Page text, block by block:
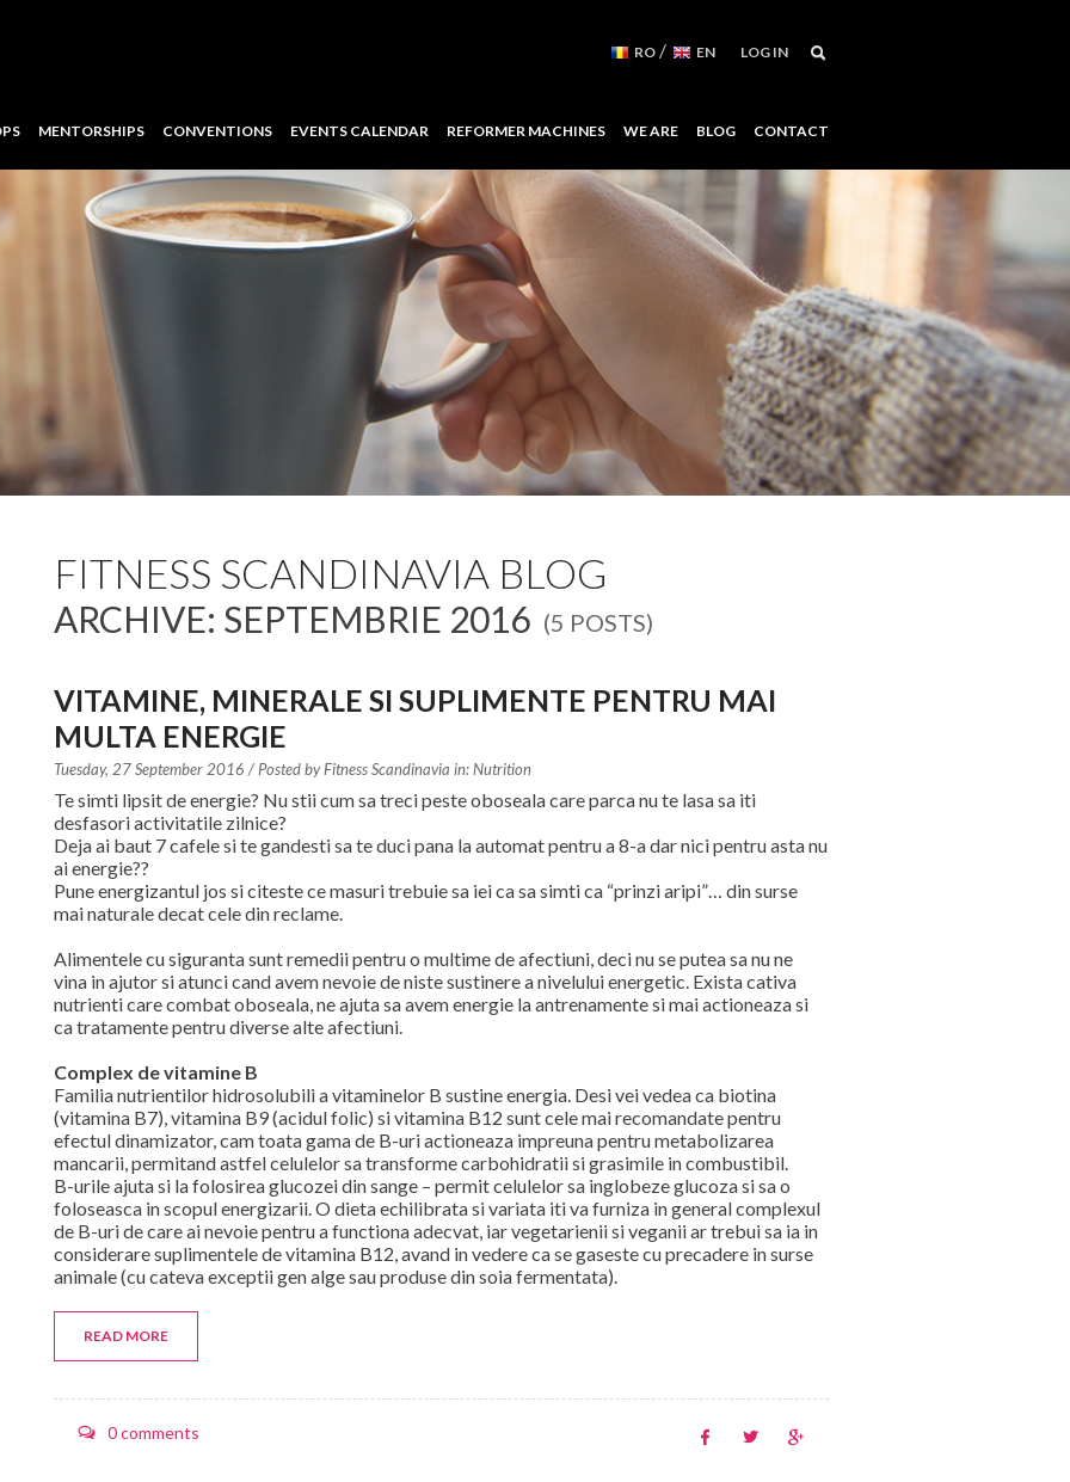
RO / EN LOG IN
MENTORSHIPS CONVENTIONS EVENTS CALENDAR REFORMER MACHINES WE ARE BLOG CONTACT
FITNESS SCANDINAVIA BLOG
ARCHIVE: SEPTEMBRIE 2016 (5 POSTS)
VITAMINE, MINERALE SI SUPLIMENTE PENTRU MAI
MULTA ENERGIE
Tuesday, 27 September 2016 / Posted byFitness Scandinavia in:Nutrition
Te simti lipsit de energie? Nu stii cum sa treci peste oboseala care parca nu te lasa sa iti
desfasori activitatile zilnice?
Deja ai baut 7 cafele si te gandesti sa te duci pana la automat pentru a 8-a dar nici pentru asta nu
ai energie??
Pune energizantul jos si citeste ce masuri trebuie sa iei ca sa simti ca “prinzi aripi”… din surse
mai naturale decat cele din reclame.
Alimentele cu siguranta sunt remedii pentru o multime de afectiuni, deci nu se putea sa nu ne
vina in ajutor si atunci cand avem nevoie de niste sustinere a nivelului energetic. Exista cativa
nutrienti care combat oboseala, ne ajuta sa avem energie la antrenamente si mai actioneaza si
ca tratamente pentru diverse alte afectiuni.
Complex de vitamine B
Familia nutrientilor hidrosolubili a vitaminelor B sustine energia. Desi vei vedea ca biotina
(vitamina B7), vitamina B9 (acidul folic) si vitamina B12 sunt cele mai recomandate pentru
efectul dinamizator, cam toata gama de B-uri actioneaza impreuna pentru metabolizarea
mancarii, permitand astfel celulelor sa transforme carbohidratii si grasimile in combustibil.
B-urile ajuta si la folosirea glucozei din sange – permit celulelor sa inglobeze glucoza si sa o
foloseasca in scopul energizarii. O dieta echilibrata si variata iti va furniza in general complexul
de B-uri de care ai nevoie pentru a functiona adecvat, iar vegetarienii si veganii ar trebui sa ia in
considerare suplimentele de vitamina B12, avand in vedere ca se gaseste cu precadere in surse
animale (cu cateva exceptii gen alge sau produse din soia fermentata).
READ MORE
0 comments